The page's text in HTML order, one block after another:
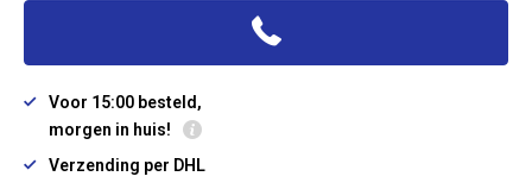
Voor 15:00 besteld,
morgen in huis!
Verzending per DHL